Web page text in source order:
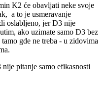
K2 će obavljati neke svoje
a to je usmeravanje
oslabljeno, jer D3 nije
ako uzimate samo D3 bez
gde ne treba - u zidovima
pitanje samo efikasnosti